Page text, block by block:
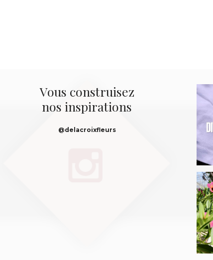
Vous construisez
nos inspirations
@delacroixfleurs